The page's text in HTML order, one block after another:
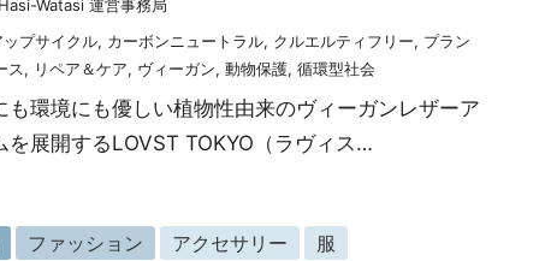
Hasi-Watasi 運営事務局
ップサイクル, カーボンニュートラル, クルエルティフリー, プラン
ス, リペア＆ケア, ヴィーガン,動物保護,循環型社会
も環境にも優しい植物性由来のヴィーガンレザーア
を展開するLOVST TOKYO（ラヴィス…
ファッション アクセサリー 服